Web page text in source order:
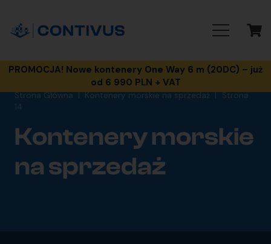
PROMOCJA! Nowe kontenery One Way 6 m (20DC) – już
od 6 990 PLN + VAT
Strona Główna | Kontenery morskie na sprzedaż | Strona
14
Kontenery morskie
na sprzedaż